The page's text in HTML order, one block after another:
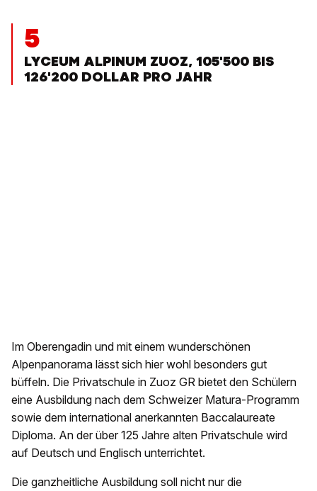
5
LYCEUM ALPINUM ZUOZ, 105'500 BIS
126'200 DOLLAR PRO JAHR
Im Oberengadin und mit einem wunderschönen
Alpenpanorama lässt sich hier wohl besonders gut
büffeln. Die Privatschule in Zuoz GR bietet den Schülern
eine Ausbildung nach dem Schweizer Matura-Programm
sowie dem international anerkannten Baccalaureate
Diploma. An der über 125 Jahre alten Privatschule wird
auf Deutsch und Englisch unterrichtet.
Die ganzheitliche Ausbildung soll nicht nur die